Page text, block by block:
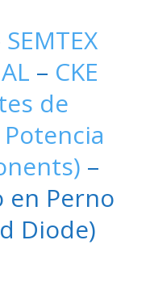
SEMTEX
– CKE
de
–
en Perno
Diode)